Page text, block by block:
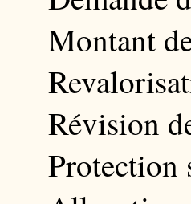
Montant
Révision
Protection